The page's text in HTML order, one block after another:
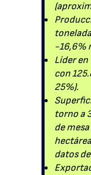
-16,6%
Líder en
con
25%).
torno a
de
datos